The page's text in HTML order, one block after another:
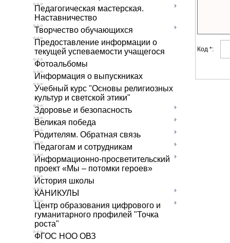
Педагогическая мастерская.
Наставничество
Творчество обучающихся
Предоставление информации о
текущей успеваемости учащегося
Фотоальбомы
Информация о выпускниках
Учебный курс "Основы религиозных
культур и светской этики"
Здоровье и безопасность
Великая победа
Родителям. Обратная связь
Педагогам и сотрудникам
Информационно-просветительский
проект «Мы – потомки героев»
История школы
КАНИКУЛЫ
Центр образования цифрового и
гуманитарного профилей "Точка
роста"
ФГОС НОО ОВЗ
Код *: